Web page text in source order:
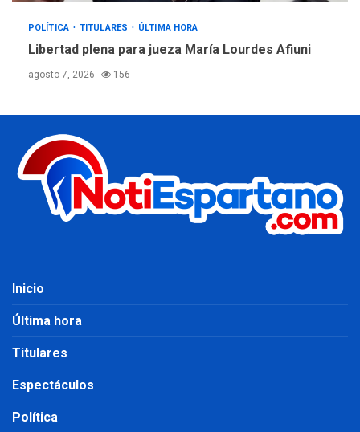
POLÍTICA TITULARES ÚLTIMA HORA
Libertad plena para jueza María Lourdes Afiuni
agosto 7, 2026 156
Inicio
Última hora
Titulares
Espectáculos
Política